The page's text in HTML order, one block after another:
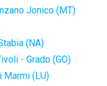
Jonico (MT)
(NA)
- Grado (GO)
Marmi (LU)